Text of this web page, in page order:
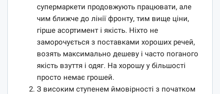
супермаркети продовжують працювати, але
чим ближче до лінії фронту, тим вище ціни,
гірше асортимент і якість. Ніхто не
заморочується з поставками хороших речей,
возять максимально дешеву і часто поганого
якість взуття і одяг. На хорошу у більшості
просто немає грошей.
З високим ступенем ймовірності з початком